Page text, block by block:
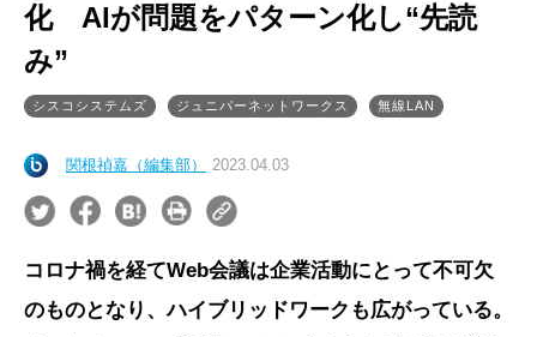
化 AIが問題をパターン化し“先読
み”
シスコシステムズ ジュニパーネットワークス 無線LAN
関根禎嘉（編集部） 2023.04.03
コロナ禍を経てWeb会議は企業活動にとって不可欠
のものとなり、ハイブリッドワークも広がっている。